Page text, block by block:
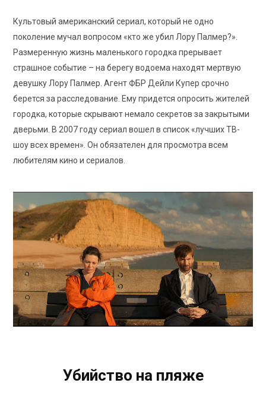
Культовый американский сериал, который не одно
поколение мучал вопросом «кто же убил Лору Палмер?».
Размеренную жизнь маленького городка прерывает
страшное событие – на берегу водоема находят мертвую
девушку Лору Палмер. Агент ФБР Дейли Купер срочно
берется за расследование. Ему придется опросить жителей
городка, которые скрывают немало секретов за закрытыми
дверьми. В 2007 году сериал вошел в список «лучших ТВ-
шоу всех времен». Он обязателен для просмотра всем
любителям кино и сериалов.
Убийство на пляже